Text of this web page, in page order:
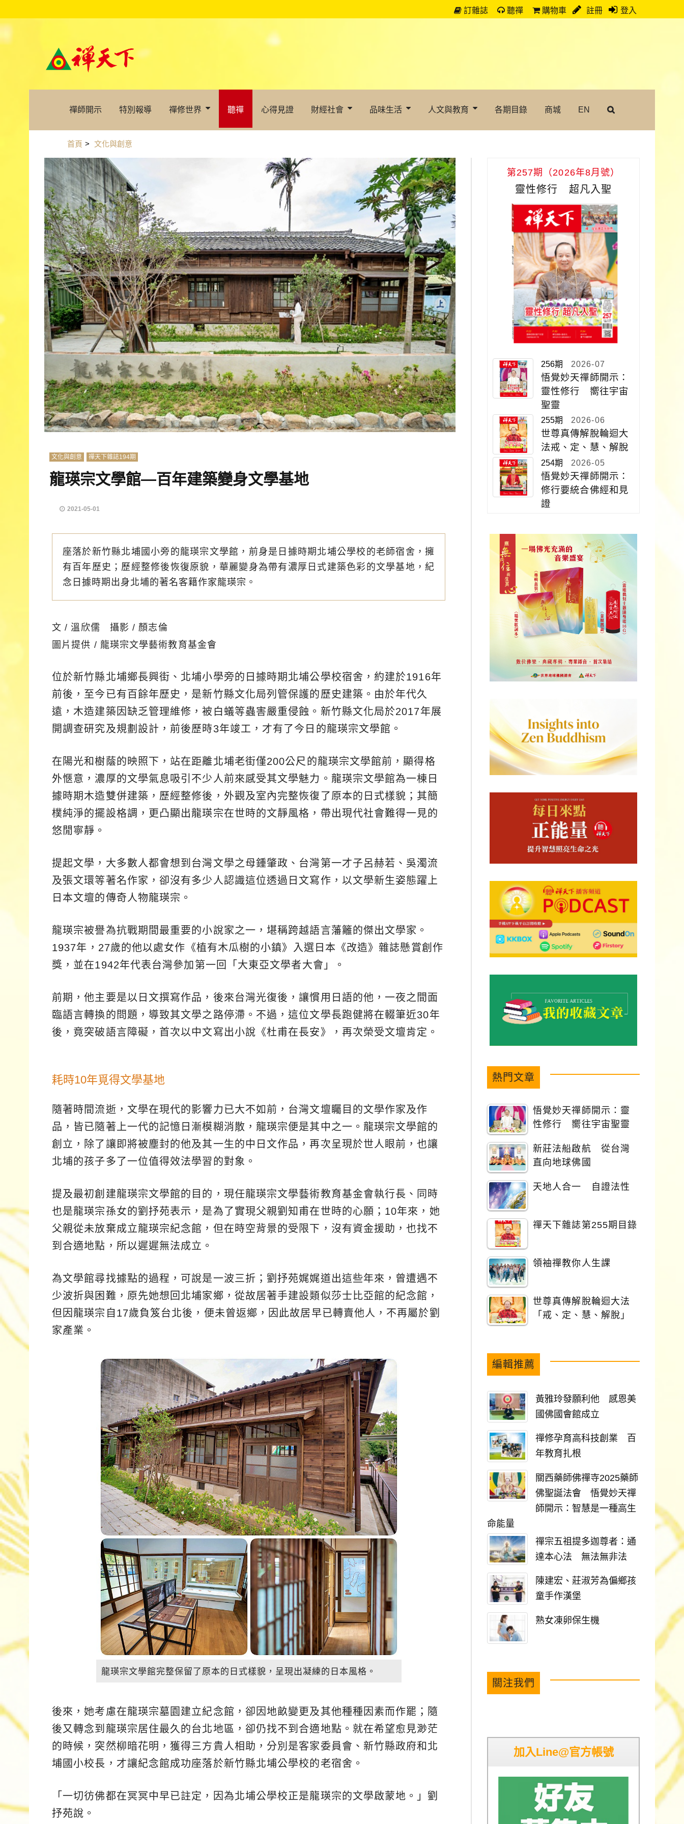
訂雜誌 聽禪 購物車 註冊 登入
禪師開示 特別報導 禪修世界 聽禪 心得見證 財經社會 品味生活 人文與教育 各期目錄 商城 EN
首頁 > 文化與創意
文化與創意 禪天下雜誌194期
龍瑛宗文學館—百年建築變身文學基地
2021-05-01
座落於新竹縣北埔國小旁的龍瑛宗文學館，前身是日據時期北埔公學校的老師宿舍，擁
有百年歷史；歷經整修後恢復原貌，華麗變身為帶有濃厚日式建築色彩的文學基地，紀
念日據時期出身北埔的著名客籍作家龍瑛宗。
文 / 溫欣儒 攝影 / 顏志倫
圖片提供 / 龍瑛宗文學藝術教育基金會
位於新竹縣北埔鄉長興街、北埔小學旁的日據時期北埔公學校宿舍，約建於1916年
前後，至今已有百餘年歷史，是新竹縣文化局列管保護的歷史建築。由於年代久
遠，木造建築因缺乏管理維修，被白蟻等蟲害嚴重侵蝕。新竹縣文化局於2017年展
開調查研究及規劃設計，前後歷時3年竣工，才有了今日的龍瑛宗文學館。
在陽光和樹蔭的映照下，站在距離北埔老街僅200公尺的龍瑛宗文學館前，顯得格
外愜意，濃厚的文學氣息吸引不少人前來感受其文學魅力。龍瑛宗文學館為一棟日
據時期木造雙併建築，歷經整修後，外觀及室內完整恢復了原本的日式樣貌；其簡
樸純淨的擺設格調，更凸顯出龍瑛宗在世時的文靜風格，帶出現代社會難得一見的
悠閒寧靜。
提起文學，大多數人都會想到台灣文學之母鍾肇政、台灣第一才子呂赫若、吳濁流
及張文環等著名作家，卻沒有多少人認識這位透過日文寫作，以文學新生姿態躍上
日本文壇的傳奇人物龍瑛宗。
龍瑛宗被譽為抗戰期間最重要的小說家之一，堪稱跨越語言藩籬的傑出文學家。
1937年，27歲的他以處女作《植有木瓜樹的小鎮》入選日本《改造》雜誌懸賞創作
獎，並在1942年代表台灣參加第一回「大東亞文學者大會」。
前期，他主要是以日文撰寫作品，後來台灣光復後，讓慣用日語的他，一夜之間面
臨語言轉換的問題，導致其文學之路停滯。不過，這位文學長跑健將在輟筆近30年
後，竟突破語言障礙，首次以中文寫出小說《杜甫在長安》，再次榮受文壇肯定。
耗時10年覓得文學基地
隨著時間流逝，文學在現代的影響力已大不如前，台灣文壇矚目的文學作家及作
品，皆已隨著上一代的記憶日漸模糊消散，龍瑛宗便是其中之一。龍瑛宗文學館的
創立，除了讓即將被塵封的他及其一生的中日文作品，再次呈現於世人眼前，也讓
北埔的孩子多了一位值得效法學習的對象。
提及最初創建龍瑛宗文學館的目的，現任龍瑛宗文學藝術教育基金會執行長、同時
也是龍瑛宗孫女的劉抒苑表示，是為了實現父親劉知甫在世時的心願；10年來，她
父親從未放棄成立龍瑛宗紀念館，但在時空背景的受限下，沒有資金援助，也找不
到合適地點，所以遲遲無法成立。
為文學館尋找據點的過程，可說是一波三折；劉抒苑娓娓道出這些年來，曾遭遇不
少波折與困難，原先她想回北埔家鄉，從故居著手建設類似莎士比亞館的紀念館，
但因龍瑛宗自17歲負笈台北後，便未曾返鄉，因此故居早已轉賣他人，不再屬於劉
家產業。
龍瑛宗文學館完整保留了原本的日式樣貌，呈現出凝練的日本風格。
後來，她考慮在龍瑛宗墓園建立紀念館，卻因地畝變更及其他種種因素而作罷；隨
後又轉念到龍瑛宗居住最久的台北地區，卻仍找不到合適地點。就在希望愈見渺茫
的時候，突然柳暗花明，獲得三方貴人相助，分別是客家委員會、新竹縣政府和北
埔國小校長，才讓紀念館成功座落於新竹縣北埔公學校的老宿舍。
「一切彷佛都在冥冥中早已註定，因為北埔公學校正是龍瑛宗的文學啟蒙地。」劉
抒苑說。
第257期（2026年8月號）
靈性修行 超凡入聖
256期 2026-07
悟覺妙天禪師開示：
靈性修行 嚮往宇宙
聖靈
255期 2026-06
世尊真傳解脫輪迴大
法戒、定、慧、解脫
254期 2026-05
悟覺妙天禪師開示：
修行要統合佛經和見
證
熱門文章
悟覺妙天禪師開示：靈
性修行 嚮往宇宙聖靈
新莊法船啟航 從台灣
直向地球佛國
天地人合一 自證法性
禪天下雜誌第255期目錄
領袖禪教你人生課
世尊真傳解脫輪迴大法
「戒、定、慧、解脫」
編輯推薦
黃雅玲發願利他 感恩美
國佛國會館成立
禪修孕育高科技創業 百
年教育扎根
關西藥師佛禪寺2025藥師
佛聖誕法會 悟覺妙天禪
師開示：智慧是一種高生
命能量
禪宗五祖提多迦尊者：通
達本心法 無法無非法
陳建宏、莊淑芳為偏鄉孩
童手作漢堡
熟女凍卵保生機
關注我們
加入Line@官方帳號